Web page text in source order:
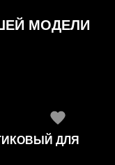
МОДЕЛИ
ДЛЯ